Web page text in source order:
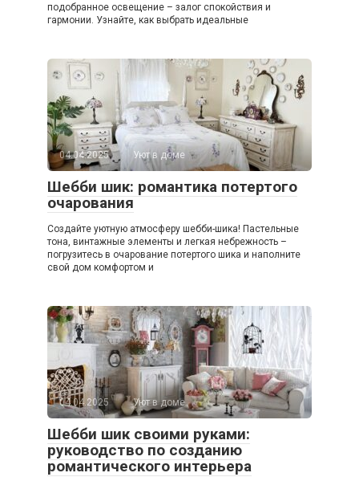
подобранное освещение – залог спокойствия и
гармонии. Узнайте, как выбрать идеальные
04.04.2025 Уют в доме
Шебби шик: романтика потертого
очарования
Создайте уютную атмосферу шебби-шика! Пастельные
тона, винтажные элементы и легкая небрежность –
погрузитесь в очарование потертого шика и наполните
свой дом комфортом и
04.04.2025 Уют в доме
Шебби шик своими руками:
руководство по созданию
романтического интерьера